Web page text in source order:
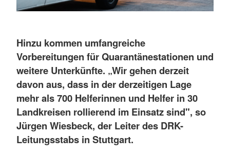
Hinzu kommen umfangreiche
Vorbereitungen für Quarantänestationen und
weitere Unterkünfte. „Wir gehen derzeit
davon aus, dass in der derzeitigen Lage
mehr als 700 Helferinnen und Helfer in 30
Landkreisen rollierend im Einsatz sind", so
Jürgen Wiesbeck, der Leiter des DRK-
Leitungsstabs in Stuttgart.